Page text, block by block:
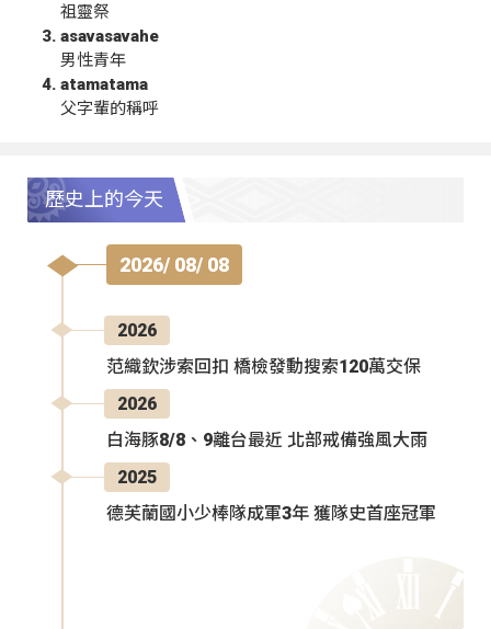
祖靈祭
asavasavahe
男性青年
atamatama
父字輩的稱呼
歷史上的今天
2026/ 08/ 08
2026
范織欽涉索回扣 橋檢發動搜索120萬交保
2026
白海豚8/8、9離台最近 北部戒備強風大雨
2025
德芙蘭國小少棒隊成軍3年 獲隊史首座冠軍